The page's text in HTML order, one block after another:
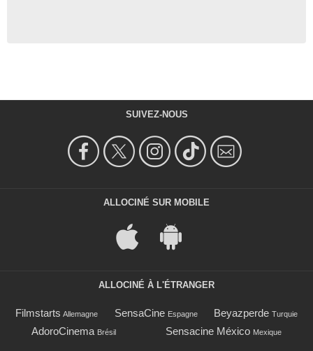
SUIVEZ-NOUS
ALLOCINÉ SUR MOBILE
ALLOCINÉ À L'ÉTRANGER
Filmstarts Allemagne SensaCine Espagne Beyazperde Turquie
AdoroCinema Brésil Sensacine México Mexique